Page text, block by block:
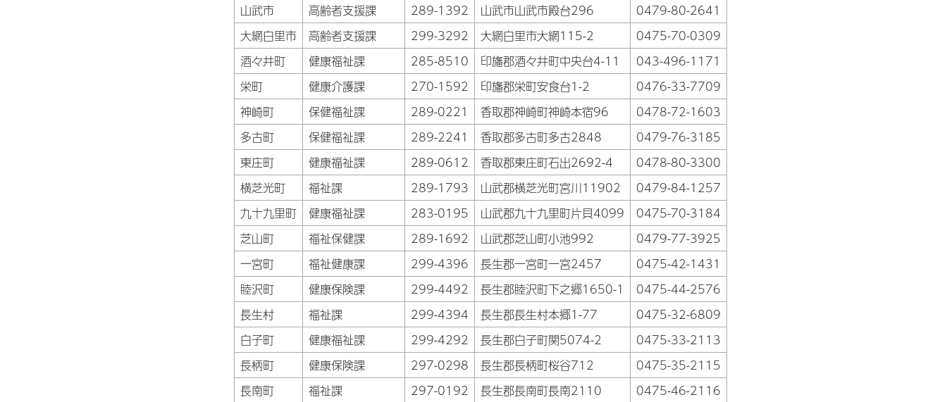
山武市
高齢者支援課 289-1392 山武市山武市殿台296
0479-80-2641
大網白里市
高齢者支援課 299-3292 大網白里市大網115-2
0475-70-0309
酒々井町
健康福祉課 285-8510 印旛郡酒々井町中央台4-11
043-496-1171
栄町
健康介護課 270-1592 印旛郡栄町安食台1-2
0476-33-7709
神崎町
保健福祉課 289-0221 香取郡神崎町神崎本宿96
0478-72-1603
多古町
保健福祉課 289-2241 香取郡多古町多古2848
0479-76-3185
東庄町
健康福祉課 289-0612 香取郡東庄町石出2692-4
0478-80-3300
横芝光町
福祉課 289-1793 山武郡横芝光町宮川11902
0479-84-1257
九十九里町
健康福祉課 283-0195 山武郡九十九里町片貝4099
0475-70-3184
芝山町
福祉保健課 289-1692 山武郡芝山町小池992
0479-77-3925
一宮町
福祉健康課 299-4396 長生郡一宮町一宮2457
0475-42-1431
睦沢町
健康保険課 299-4492 長生郡睦沢町下之郷1650-1
0475-44-2576
長生村
福祉課 299-4394 長生郡長生村本郷1-77
0475-32-6809
白子町
健康福祉課 299-4292 長生郡白子町関5074-2
0475-33-2113
長柄町
健康保険課 297-0298 長生郡長柄町桜谷712
0475-35-2115
長南町
福祉課 297-0192 長生郡長南町長南2110
0475-46-2116